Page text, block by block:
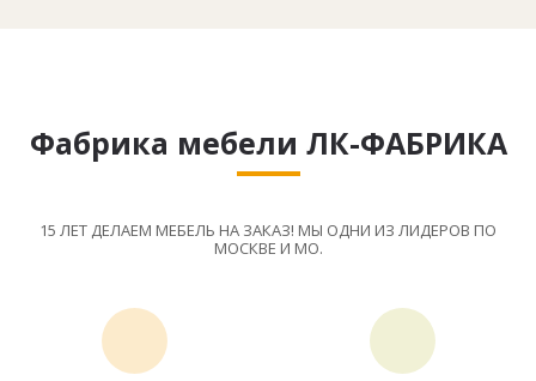
Фабрика мебели ЛК-ФАБРИКА
15 ЛЕТ ДЕЛАЕМ МЕБЕЛЬ НА ЗАКАЗ! МЫ ОДНИ ИЗ ЛИДЕРОВ ПО
МОСКВЕ И МО.